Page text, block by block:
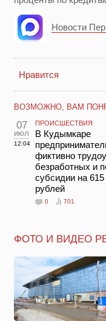
Новости
Нравится
ВОЗМОЖНО, ВАМ
07
июл
12:04
ПРОИСШЕСТВИЯ
В Кудымкаре
фиктивно
безработных и
субсидии на
рублей
0 701
ФОТО И ВИДЕО